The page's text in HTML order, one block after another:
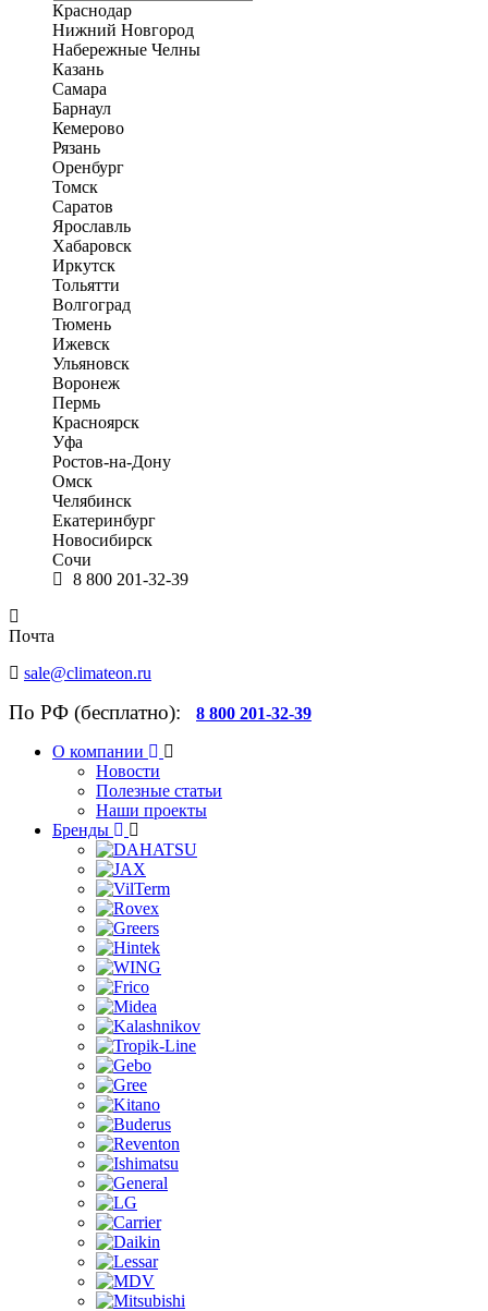
Краснодар
Нижний Новгород
Набережные Челны
Казань
Самара
Барнаул
Кемерово
Рязань
Оренбург
Томск
Саратов
Ярославль
Хабаровск
Иркутск
Тольятти
Волгоград
Тюмень
Ижевск
Ульяновск
Воронеж
Пермь
Красноярск
Уфа
Ростов-на-Дону
Омск
Челябинск
Екатеринбург
Новосибирск
Сочи
8 800 201-32-39
Почта
sale@climateon.ru
По РФ (бесплатно): 8 800 201-32-39
О компании
Новости
Полезные статьи
Наши проекты
Бренды